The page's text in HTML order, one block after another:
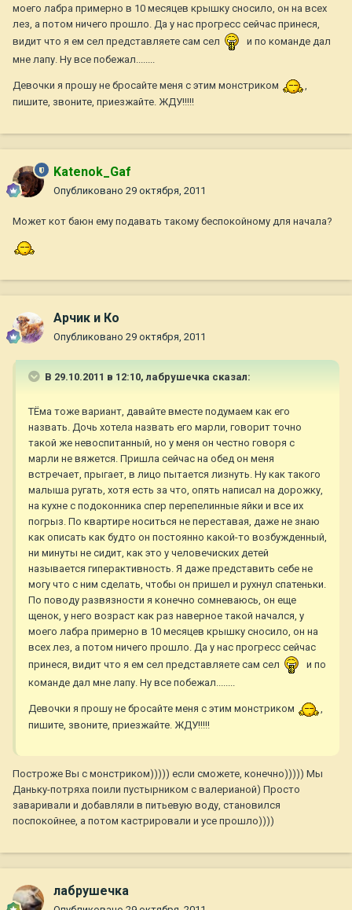
моего лабра примерно в 10 месяцев крышку сносило, он на всех
лез, а потом ничего прошло. Да у нас прогресс сейчас принеся,
видит что я ем сел представляете сам сел
и по команде дал
мне лапу. Ну все побежал........
Девочки я прошу не бросайте меня с этим монстриком
,
пишите, звоните, приезжайте. ЖДУ!!!!!
Katenok_Gaf
Опубликовано 29 октября, 2011
Может кот баюн ему подавать такому беспокойному для начала?
Арчик и Ко
Опубликовано 29 октября, 2011
В 29.10.2011 в 12:10, лабрушечка сказал:
ТЁма тоже вариант, давайте вместе подумаем как его
назвать. Дочь хотела назвать его марли, говорит точно
такой же невоспитанный, но у меня он честно говоря с
марли не вяжется. Пришла сейчас на обед он меня
встречает, прыгает, в лицо пытается лизнуть. Ну как такого
малыша ругать, хотя есть за что, опять написал на дорожку,
на кухне с подоконника спер перепелинные яйки и все их
погрыз. По квартире носиться не переставая, даже не знаю
как описать как будто он постоянно какой-то возбужденный,
ни минуты не сидит, как это у человечиских детей
называется гиперактивность. Я даже представить себе не
могу что с ним сделать, чтобы он пришел и рухнул спатеньки.
По поводу развязности я конечно сомневаюсь, он еще
щенок, у него возраст как раз наверное такой начался, у
моего лабра примерно в 10 месяцев крышку сносило, он на
всех лез, а потом ничего прошло. Да у нас прогресс сейчас
принеся, видит что я ем сел представляете сам сел
и по
команде дал мне лапу. Ну все побежал........
Девочки я прошу не бросайте меня с этим монстриком
,
пишите, звоните, приезжайте. ЖДУ!!!!!
Построже Вы с монстриком))))) если сможете, конечно))))) Мы
Даньку-потряха поили пустырником с валерианой) Просто
заваривали и добавляли в питьевую воду, становился
поспокойнее, а потом кастрировали и усе прошло))))
лабрушечка